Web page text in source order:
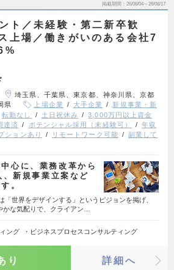
掲載期間 26/08/04～26/08/17
ト／未経験・第二新卒歓
上場／働きがいのある会社7
埼玉県、千葉県、東京都、神奈川県、京都
県
上場企業 大手企業
新規事業・新
転勤なし 土日祝休み
3,000万円以上資金
達済 ポテンシャル採用（未経験可）
年収
ションあり リモートワーク可能
副業して
心に、業務改革から
新規事業立案など
。
「世界をデザインする」というビジョンを掲げ、
かな気配りで、クライアン…
ング ・ビジネスプロセスコンサルティング
り 詳細へ